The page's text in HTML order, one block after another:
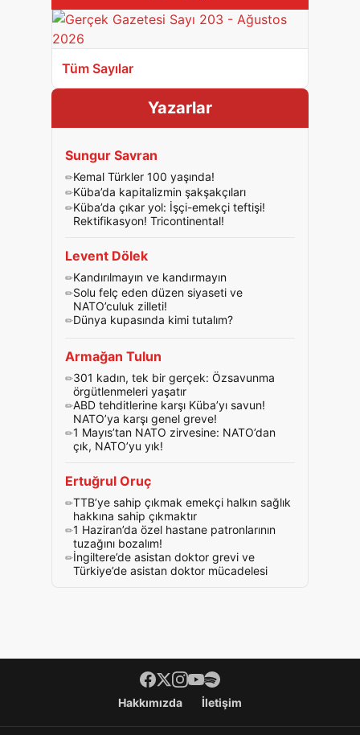
Tüm Sayılar
Yazarlar
Sungur Savran
Kemal Türkler 100 yaşında!
Küba’da kapitalizmin şakşakçıları
Küba’da çıkar yol: İşçi-emekçi teftişi!
Rektifikasyon! Tricontinental!
Levent Dölek
Kandırılmayın ve kandırmayın
Solu felç eden düzen siyaseti ve
NATO’culuk zilleti!
Dünya kupasında kimi tutalım?
Armağan Tulun
301 kadın, tek bir gerçek: Özsavunma
örgütlenmeleri yaşatır
ABD tehditlerine karşı Küba’yı savun!
NATO’ya karşı genel greve!
1 Mayıs’tan NATO zirvesine: NATO’dan
çık, NATO’yu yık!
Ertuğrul Oruç
TTB’ye sahip çıkmak emekçi halkın sağlık
hakkına sahip çıkmaktır
1 Haziran’da özel hastane patronlarının
tuzağını bozalım!
İngiltere’de asistan doktor grevi ve
Türkiye’de asistan doktor mücadelesi
Footer menüHakkımızda İletişim